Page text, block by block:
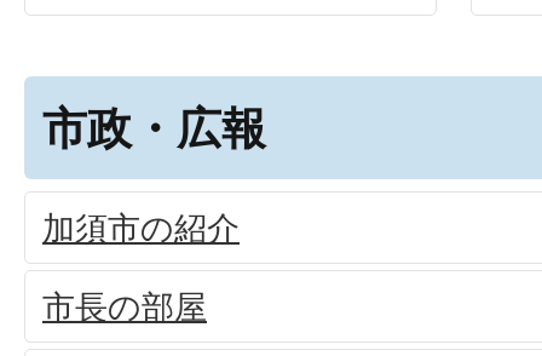
市政・広報
加須市の紹介
市長の部屋